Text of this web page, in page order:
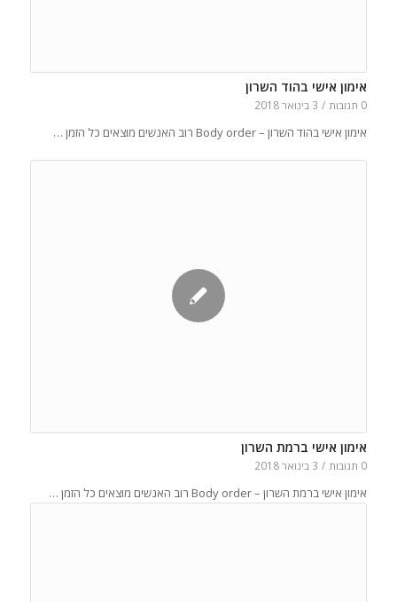
אימון אישי בהוד השרון
0 תגובות / 3 בינואר 2018
אימון אישי בהוד השרון – Body order רוב האנשים מוצאים כל הזמן …
אימון אישי ברמת השרון
0 תגובות / 3 בינואר 2018
אימון אישי ברמת השרון – Body order רוב האנשים מוצאים כל הזמן …